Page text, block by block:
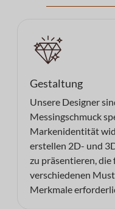
Gestaltung
Unsere Designer
Messingschmuck
Markenidentität
erstellen 2D- und
zu präsentieren,
verschiedenen
Merkmale